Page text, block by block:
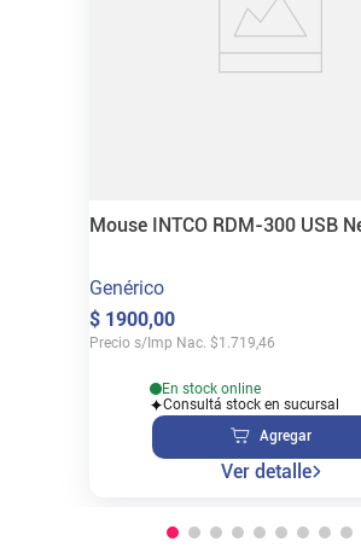
Mouse INTCO RDM-300 USB
Genérico
$ 1900,00
Precio s/Imp Nac. $1.719,46
En stock online
Consultá stock en sucursal
Agregar
Ver detalle